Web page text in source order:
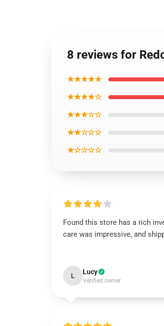
8 reviews for
★★★★★
★★★★☆
★★★☆☆
★★☆☆☆
★☆☆☆☆
Found this store has a rich
care was impressive, and
L Lucy
Verified owner